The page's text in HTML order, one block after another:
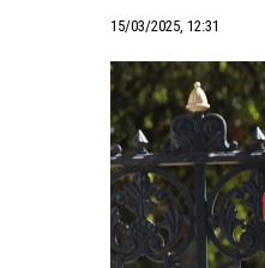
15/03/2025, 12:31